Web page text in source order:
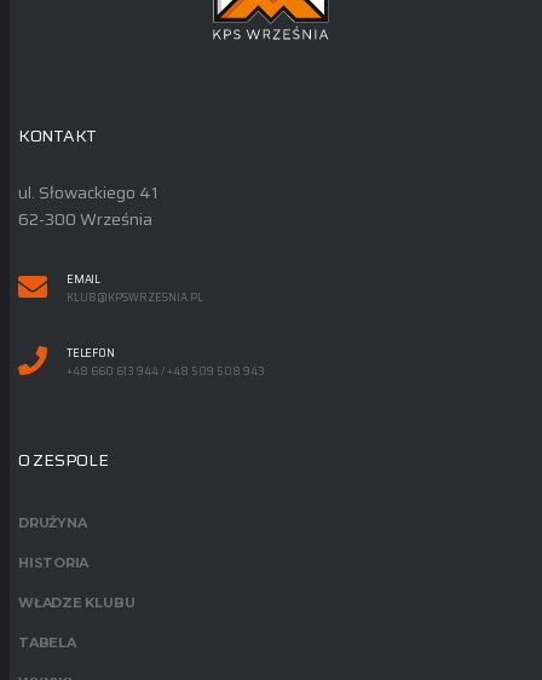
KONTAKT
ul. Słowackiego 41
62-300 Września
EMAIL
KLUB@KPSWRZESNIA.PL
TELEFON
+48 660 613 944 / +48 509 508 943
O ZESPOLE
DRUŻYNA
HISTORIA
WŁADZE KLUBU
TABELA